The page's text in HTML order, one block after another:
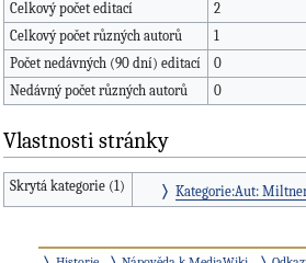
Celkový počet editací
2
Celkový počet různých autorů
1
Počet nedávných (90 dní) editací
0
Nedávný počet různých autorů
0
Vlastnosti stránky
Skrytá kategorie (1) Kategorie:Aut: